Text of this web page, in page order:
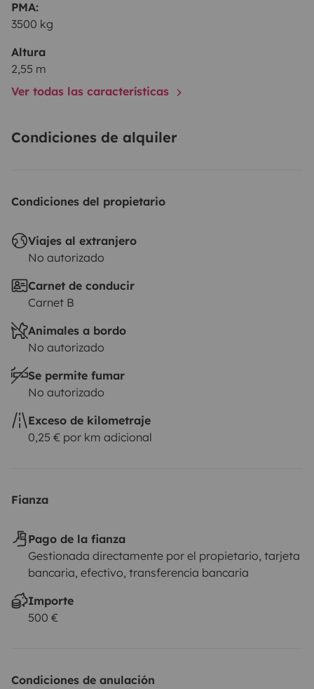
PMA:
3500 kg
Altura
2,55 m
Ver todas las características
Condiciones de alquiler
Condiciones del propietario
Viajes al extranjero
No autorizado
Carnet de conducir
Carnet B
Animales a bordo
No autorizado
Se permite fumar
No autorizado
Exceso de kilometraje
0,25 € por km adicional
Fianza
Pago de la fianza
Gestionada directamente por el propietario, tarjeta
bancaria, efectivo, transferencia bancaria
Importe
500 €
Condiciones de anulación